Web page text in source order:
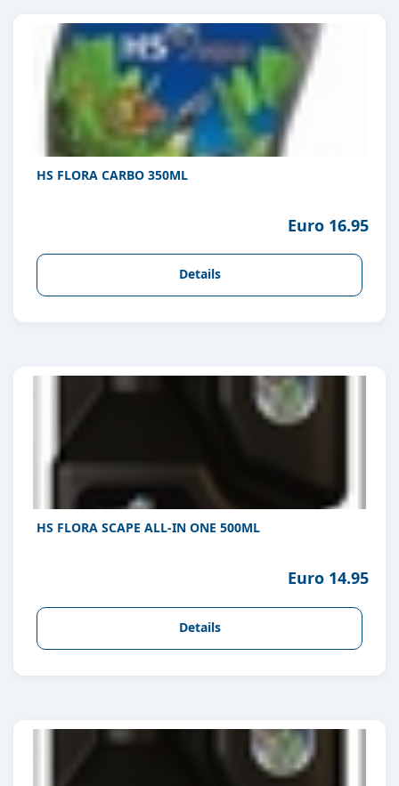
HS FLORA CARBO 350ML
Euro 16.95
Details
HS FLORA SCAPE ALL-IN ONE 500ML
Euro 14.95
Details